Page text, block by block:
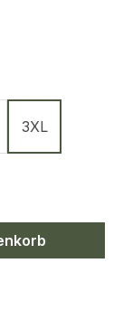
3XL